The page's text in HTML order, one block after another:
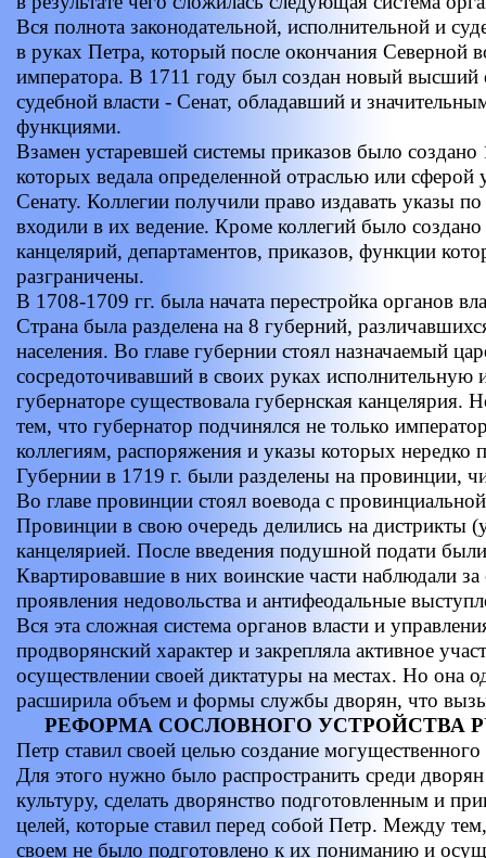
Вся полнота законодательной, исполнительной и
в руках Петра, который после окончания Северной
императора. В 1711 году был создан новый высший
судебной власти - Сенат, обладавший и
функциями.
Взамен устаревшей системы приказов было создано
которых ведала определенной отраслью или сферой
Сенату. Коллегии получили право издавать указы
входили в их ведение. Кроме коллегий было создано
канцелярий, департаментов, приказов, функции
разграничены.
В 1708-1709 гг. была начата перестройка органов
Страна была разделена на 8 губерний,
населения. Во главе губернии стоял назначаемый
сосредоточивавший в своих руках
губернаторе существовала губернская канцелярия.
тем, что губернатор подчинялся не только
коллегиям, распоряжения и указы которых нередко
Губернии в 1719 г. были разделены на провинции,
Во главе провинции стоял воевода с
Провинции в свою очередь делились на дистрикты
канцелярией. После введения подушной подати
Квартировавшие в них воинские части наблюдали
проявления недовольства и антифеодальные
Вся эта сложная система органов власти и
продворянский характер и закрепляла активное
осуществлении своей диктатуры на местах. Но она
расширила объем и формы службы дворян, что
РЕФОРМА СОСЛОВНОГО УСТРОЙСТВА
Петр ставил своей целью создание могущественного
Для этого нужно было распространить среди
культуру, сделать дворянство подготовленным и
целей, которые ставил перед собой Петр. Между
своем не было подготовлено к их пониманию и